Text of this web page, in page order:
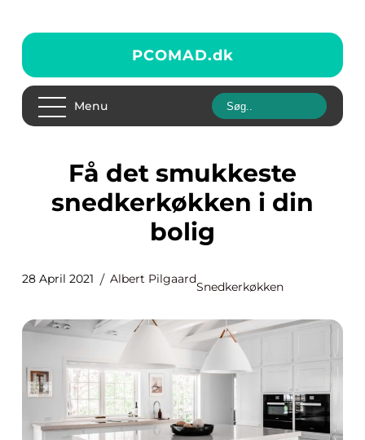
PCOMAD.dk
Menu
Få det smukkeste
snedkerkøkken i din
bolig
28 April 2021 Albert Pilgaard
Snedkerkøkken